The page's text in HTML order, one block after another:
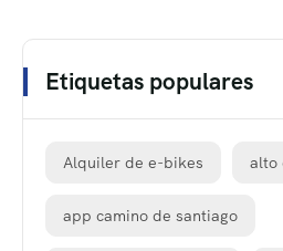
Etiquetas populares
Alquiler de e-bikes alto
app camino de santiago